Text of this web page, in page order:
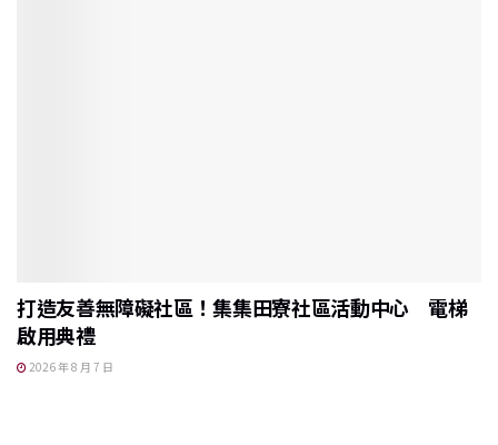
打造友善無障礙社區！集集田寮社區活動中心 電梯
啟用典禮
2026 年 8 月 7 日